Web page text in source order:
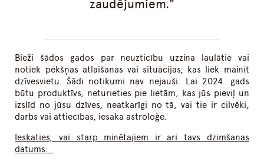
zaudējumiem.
Bieži šādos gados par neuzticību uzzina laulātie vai
notiek pēkšņas atlaišanas vai situācijas, kas liek mainīt
dzīvesvietu. Šādi notikumi nav nejauši. Lai 2024. gads
būtu produktīvs, neturieties pie lietām, kas jūs pieviļ un
izslīd no jūsu dzīves, neatkarīgi no tā, vai tie ir cilvēki,
darbs vai attiecības, iesaka astroloģe.
Ieskaties, vai starp minētajiem ir ari tavs dzimšanas
datums: